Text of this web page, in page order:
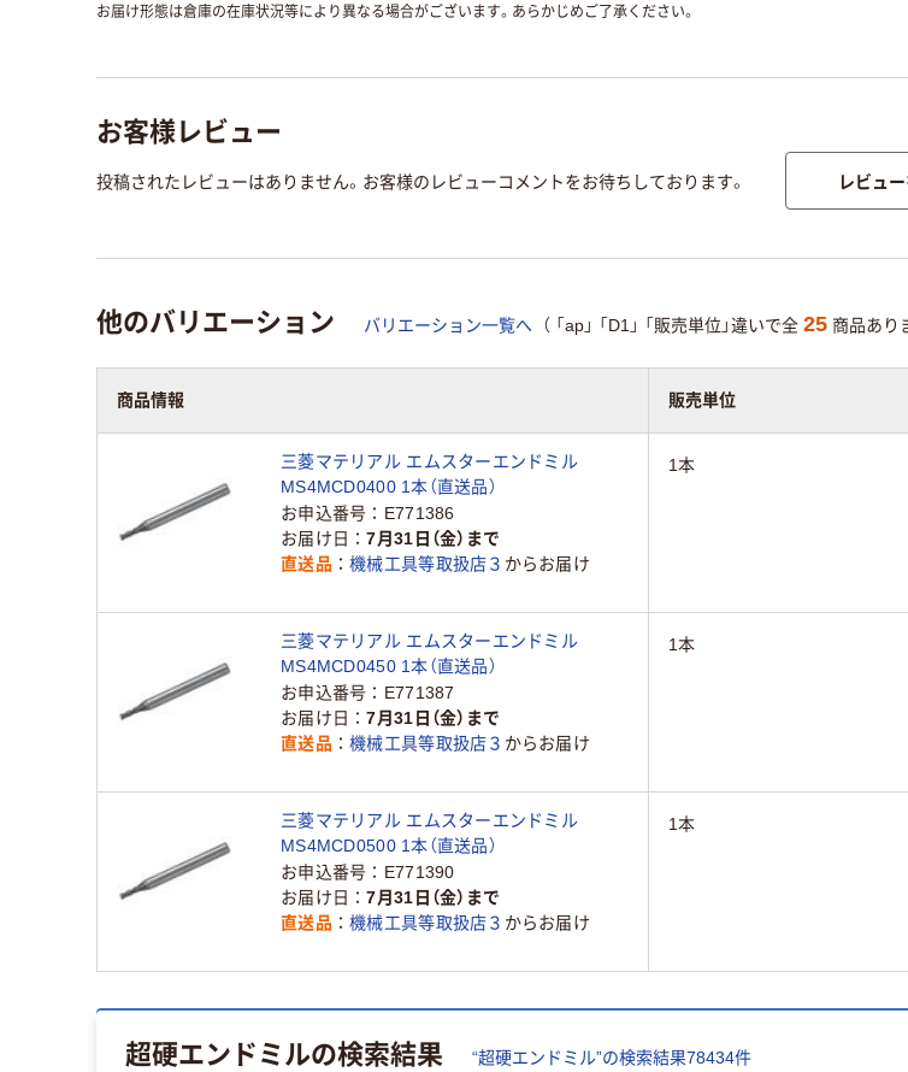
お届け形態は倉庫の在庫状況等により異なる場合がございます。あらかじめご了承ください。
お客様レビュー
投稿されたレビューはありません。お客様のレビューコメントをお待ちしております。 レビュ
他のバリエーション バリエーション一覧へ （ 「ap」 「D1」 「販売単位」違いで全 25 商品あり
商品情報 販売単位
三菱マテリアル エムスターエンドミル
MS4MCD0400 1本（直送品）
お申込番号
E771386
お届け日
7月31日（金）まで
直送品
機械工具等取扱店３ からお届け
1本
三菱マテリアル エムスターエンドミル
MS4MCD0450 1本（直送品）
お申込番号
E771387
お届け日
7月31日（金）まで
直送品
機械工具等取扱店３ からお届け
1本
三菱マテリアル エムスターエンドミル
MS4MCD0500 1本（直送品）
お申込番号
E771390
お届け日
7月31日（金）まで
直送品
機械工具等取扱店３ からお届け
1本
超硬エンドミルの検索結果 “超硬エンドミル”の検索結果78434件